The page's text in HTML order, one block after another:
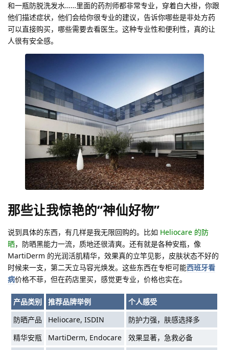
和一瓶防脱洗发水……里面的药剂师都非常专业，穿着白大褂，你跟
他们描述症状，他们会给你很专业的建议，告诉你哪些是非处方药
可以直接购买，哪些需要去看医生。这种专业性和便利性，真的让
人很有安全感。
那些让我惊艳的“神仙好物”
说到具体的东西，有几样是我无限回购的。比如 Heliocare 的防
晒，防晒黑能力一流，质地还很清爽。还有就是各种安瓶，像
MartiDerm 的光润活肌精华，效果真的立竿见影，皮肤状态不好的
时候来一支，第二天立马容光焕发。这些东西在专柜可能西班牙看
病价格不菲，但在药店里买，感觉更专业，价格也实在。
产品类别 推荐品牌举例
个人感受
防晒产品
Heliocare, ISDIN
防护力强，肤感选择多
精华安瓶
MartiDerm, Endocare
效果显著，急救必备